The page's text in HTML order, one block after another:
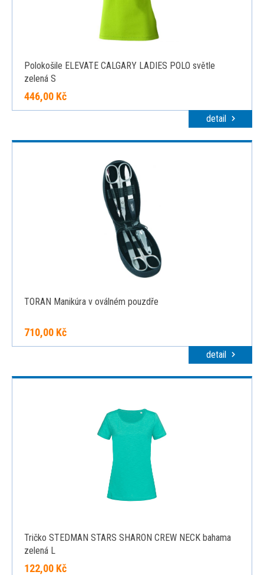
Polokošile ELEVATE CALGARY LADIES POLO světle
zelená S
446,00 Kč
detail
TORAN Manikúra v oválném pouzdře
710,00 Kč
detail
Tričko STEDMAN STARS SHARON CREW NECK bahama
zelená L
122,00 Kč